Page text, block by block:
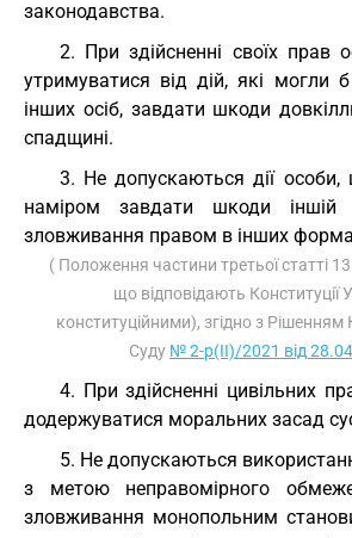
законодавства.
2. При здійсненні своїх прав
утримуватися від дій, які могли
інших осіб, завдати шкоди
спадщині.
3. Не допускаються дії
наміром завдати шкоди
зловживання правом в інших
( Положення частини третьої статті
що відповідають Конституції
конституційними), згідно з Рішенням
Суду № 2-р(II)/2021 від
4. При здійсненні цивільних
додержуватися моральних засад
5. Не допускаються
з метою неправомірного
зловживання монопольним